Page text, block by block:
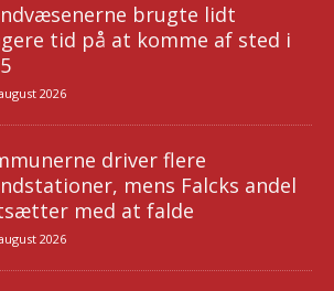
brugte lidt
tid på at komme af sted i
2026
driver flere
mens Falcks andel
med at falde
2026